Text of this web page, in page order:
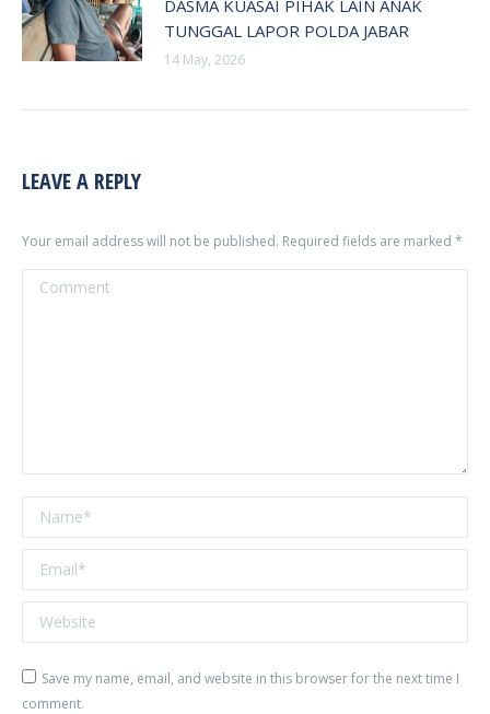
DASMA KUASAI PIHAK LAIN ANAK
TUNGGAL LAPOR POLDA JABAR
14 May, 2026
LEAVE A REPLY
Your email address will not be published. Required fields are marked *
Comment
Name *
Email *
Website
Save my name, email, and website in this browser for the next time I
comment.